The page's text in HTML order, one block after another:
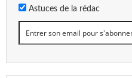
Astuces de la rédac